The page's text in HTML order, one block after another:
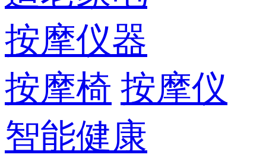
按摩仪器
按摩椅 按摩仪
智能健康